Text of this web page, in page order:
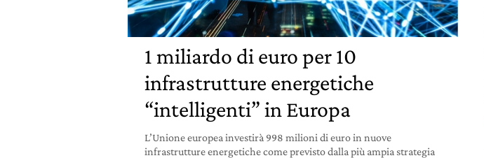
1 miliardo di euro per 10
infrastrutture energetiche
“intelligenti” in Europa
L’Unione europea investirà 998 milioni di euro in nuove
infrastrutture energetiche come previsto dalla più ampia strategia